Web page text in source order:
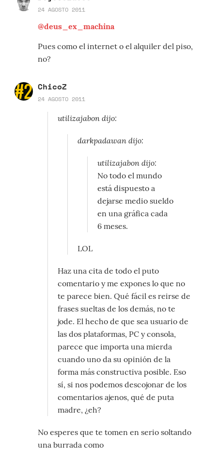
24 AGOSTO 2011
@deus_ex_machina
Pues como el internet o el alquiler del piso,
no?
ChicoZ
24 AGOSTO 2011
utilizajabon dijo:
darkpadawan dijo:
utilizajabon dijo:
No todo el mundo
está dispuesto a
dejarse medio sueldo
en una gráfica cada
6 meses.
LOL
Haz una cita de todo el puto
comentario y me expones lo que no
te parece bien. Qué fácil es reirse de
frases sueltas de los demás, no te
jode. El hecho de que sea usuario de
las dos plataformas, PC y consola,
parece que importa una mierda
cuando uno da su opinión de la
forma más constructiva posible. Eso
sí, si nos podemos descojonar de los
comentarios ajenos, qué de puta
madre, ¿eh?
No esperes que te tomen en serio soltando
una burrada como